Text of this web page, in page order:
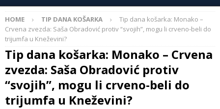
HOME TIP DANA KOŠARKA
Tip dana košarka: Monako –
Crvena zvezda: Saša Obradović protiv “svojih”, mogu li crveno-beli do
trijumfa u Kneževini?
Tip dana košarka: Monako – Crvena
zvezda: Saša Obradović protiv
“svojih”, mogu li crveno-beli do
trijumfa u Kneževini?